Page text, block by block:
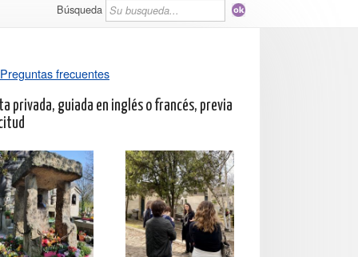
Búsqueda
Preguntas frecuentes
privada, guiada en inglés o francés, previa